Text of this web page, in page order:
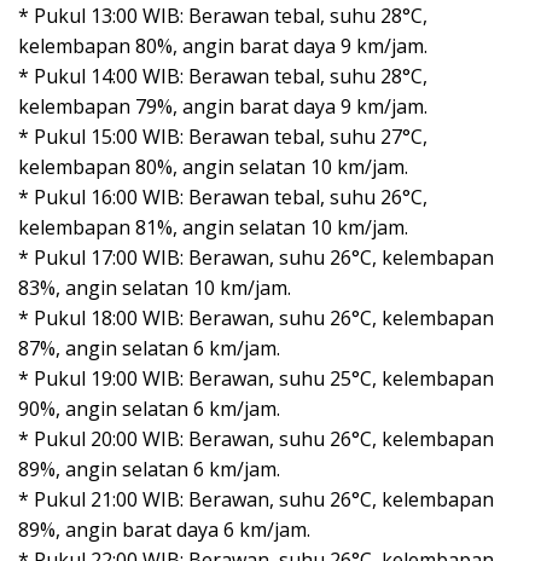
* Pukul 13:00 WIB: Berawan tebal, suhu 28°C,
kelembapan 80%, angin barat daya 9 km/jam.
* Pukul 14:00 WIB: Berawan tebal, suhu 28°C,
kelembapan 79%, angin barat daya 9 km/jam.
* Pukul 15:00 WIB: Berawan tebal, suhu 27°C,
kelembapan 80%, angin selatan 10 km/jam.
* Pukul 16:00 WIB: Berawan tebal, suhu 26°C,
kelembapan 81%, angin selatan 10 km/jam.
* Pukul 17:00 WIB: Berawan, suhu 26°C, kelembapan
83%, angin selatan 10 km/jam.
* Pukul 18:00 WIB: Berawan, suhu 26°C, kelembapan
87%, angin selatan 6 km/jam.
* Pukul 19:00 WIB: Berawan, suhu 25°C, kelembapan
90%, angin selatan 6 km/jam.
* Pukul 20:00 WIB: Berawan, suhu 26°C, kelembapan
89%, angin selatan 6 km/jam.
* Pukul 21:00 WIB: Berawan, suhu 26°C, kelembapan
89%, angin barat daya 6 km/jam.